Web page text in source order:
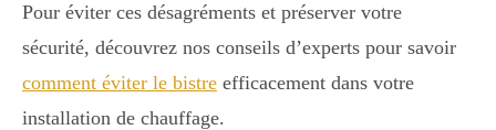
Pour éviter ces désagréments et préserver votre
sécurité, découvrez nos conseils d’experts pour savoir
comment éviter le bistre efficacement dans votre
installation de chauffage.